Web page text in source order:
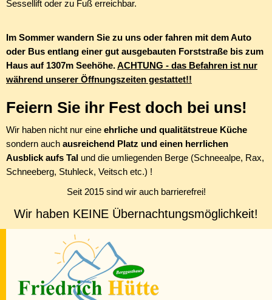
Sessellift oder zu Fuß erreichbar.
Im Sommer wandern Sie zu uns oder fahren mit dem Auto
oder Bus entlang einer gut ausgebauten Forststraße bis zum
Haus auf 1307m Seehöhe.ACHTUNG - das Befahren ist nur
während unserer Öffnungszeiten gestattet!!
Feiern Sie ihr Fest doch bei uns!
Wir haben nicht nur eine ehrliche und qualitätstreue Küche
sondern auch ausreichend Platz und einen herrlichen
Ausblick aufs Tal und die umliegenden Berge (Schneealpe, Rax,
Schneeberg, Stuhleck, Veitsch etc.) !
Seit 2015 sind wir auch barrierefrei!
Wir haben KEINE Übernachtungsmöglichkeit!